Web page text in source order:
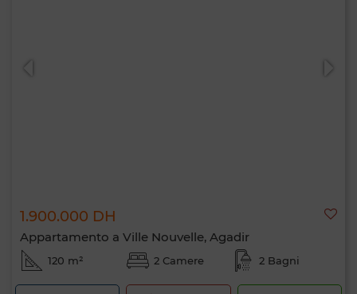
1.900.000 DH
Appartamento a Ville Nouvelle, Agadir
120 m² 2 Camere 2 Bagni